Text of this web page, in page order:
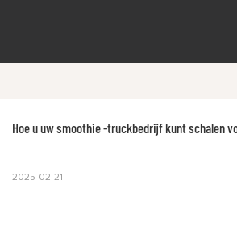
Hoe u uw smoothie -truckbedrijf kunt schalen
2025-02-21